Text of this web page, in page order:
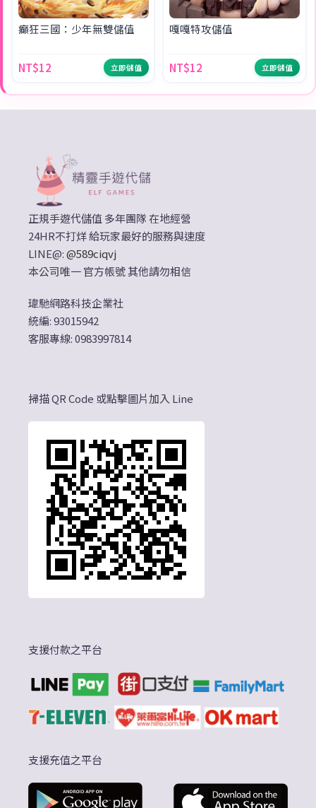
癲狂三國：少年無雙儲值
NT$12 立即儲值
嘎嘎特攻儲值
NT$12 立即儲值
正規手遊代儲值 多年團隊 在地經營
24HR不打烊 給玩家最好的服務與速度
LINE@:@589ciqvj
本公司唯一 官方帳號 其他請勿相信
瑋馳網路科技企業社
統編: 93015942
客服專線: 0983997814
掃描 QR Code 或點擊圖片加入 Line
支援付款之平台
支援充值之平台